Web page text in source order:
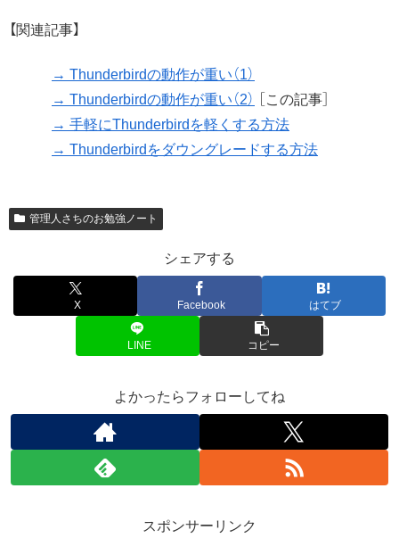
【関連記事】
→ Thunderbirdの動作が重い（1）
→ Thunderbirdの動作が重い（2）
［この記事］
→ 手軽にThunderbirdを軽くする方法
→ Thunderbirdをダウングレードする方法
管理人さちのお勉強ノート
シェアする
X Facebook はてブ
LINE コピー
よかったらフォローしてね
スポンサーリンク